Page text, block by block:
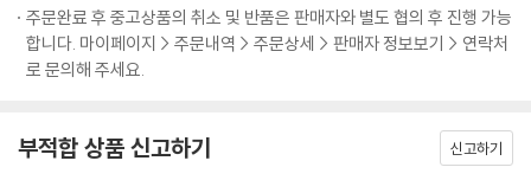
리고 마리아는 가스폭발로 파란 많은 삶을 마감한다.
주문완료 후 중고상품의 취소 및 반품은 판매자와 별도 협의 후 진행 가능
합니다. 마이페이지 > 주문내역 > 주문상세 > 판매자 정보보기 > 연락처
로 문의해 주세요.
부적합 상품 신고하기 신고하기